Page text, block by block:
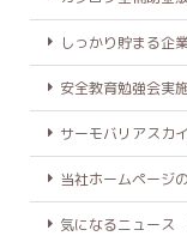
しっかり貯まる
安全教育勉強会
サーモバリアスカ
当社ホームページ
気になるニュー